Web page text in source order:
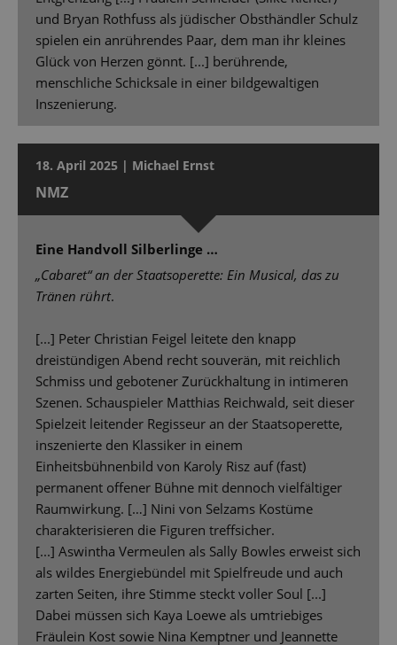
und Bryan Rothfuss als jüdischer Obsthändler Schulz
spielen ein anrührendes Paar, dem man ihr kleines
Glück von Herzen gönnt. [...] berührende,
menschliche Schicksale in einer bildgewaltigen
Inszenierung.
18. April 2025 | Michael Ernst
NMZ
Eine Handvoll Silberlinge …
„Cabaret“ an der Staatsoperette: Ein Musical, das zu
Tränen rührt.
[...] Peter Christian Feigel leitete den knapp
dreistündigen Abend recht souverän, mit reichlich
Schmiss und gebotener Zurückhaltung in intimeren
Szenen. Schauspieler Matthias Reichwald, seit dieser
Spielzeit leitender Regisseur an der Staatsoperette,
inszenierte den Klassiker in einem
Einheitsbühnenbild von Karoly Risz auf (fast)
permanent offener Bühne mit dennoch vielfältiger
Raumwirkung. […] Nini von Selzams Kostüme
charakterisieren die Figuren treffsicher.
[...] Aswintha Vermeulen als Sally Bowles erweist sich
als wildes Energiebündel mit Spielfreude und auch
zarten Seiten, ihre Stimme steckt voller Soul [...]
Dabei müssen sich Kaya Loewe als umtriebiges
Fräulein Kost sowie Nina Kemptner und Jeannette